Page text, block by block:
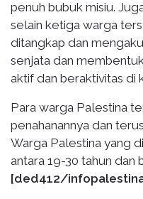
penuh bubuk misiu.
selain ketiga warga
ditangkap dan
senjata dan
aktif dan beraktivitas di
Para warga Palestina
penahanannya dan
Warga Palestina yang
antara 19-30 tahun dan
[ded412/